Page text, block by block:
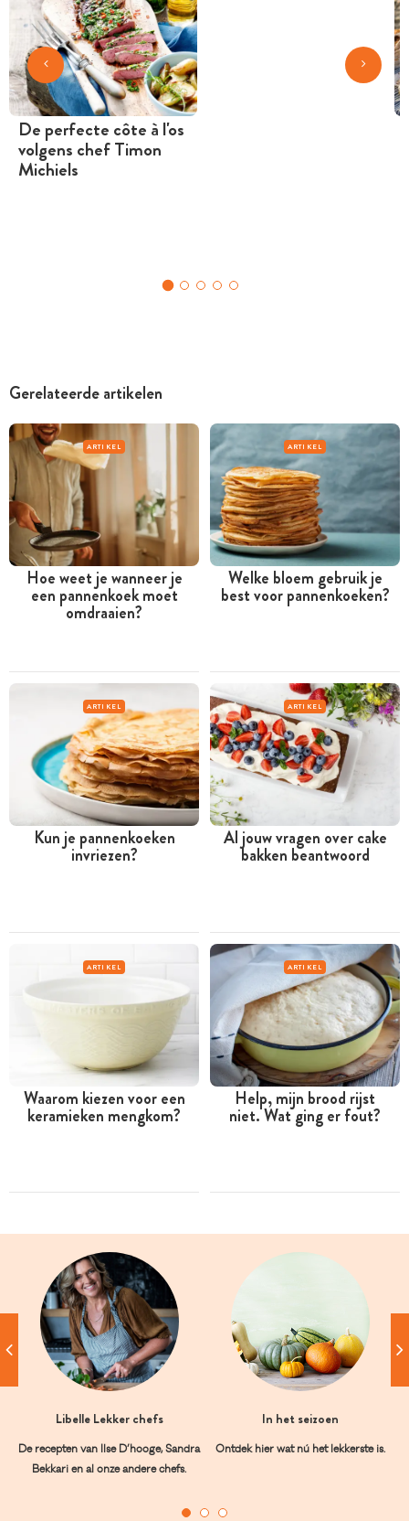
De perfecte côte à l'os
volgens chef Timon
Michiels
Gerelateerde artikelen
ARTIKEL
Hoe weet je wanneer je
een pannenkoek moet
omdraaien?
ARTIKEL
Welke bloem gebruik je
best voor pannenkoeken?
ARTIKEL
Kun je pannenkoeken
invriezen?
ARTIKEL
Al jouw vragen over cake
bakken beantwoord
ARTIKEL
Waarom kiezen voor een
keramieken mengkom?
ARTIKEL
Help, mijn brood rijst
niet. Wat ging er fout?
Libelle Lekker chefs
De recepten van Ilse D’hooge, Sandra
Bekkari en al onze andere chefs.
In het seizoen
Ontdek hier wat nú het lekkerste is.